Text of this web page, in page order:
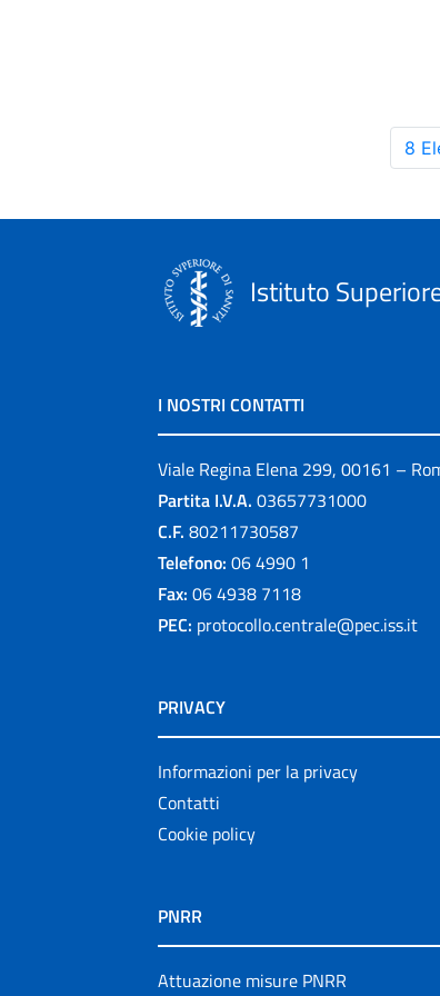
8
Istituto
I NOSTRI CONTATTI
Viale Regina Elena 299, 00161 –
Partita I.V.A. 03657731000
C.F. 80211730587
Telefono: 06 4990 1
Fax: 06 4938 7118
PEC: protocollo.centrale@pec.iss.it
PRIVACY
Informazioni per la privacy
Contatti
Cookie policy
PNRR
Attuazione misure PNRR